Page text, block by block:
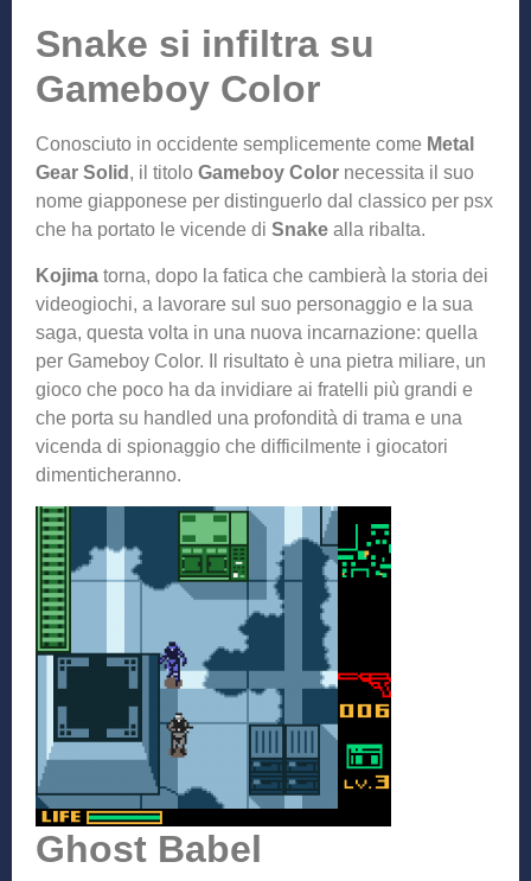
Snake si infiltra su
Gameboy Color
Conosciuto in occidente semplicemente come Metal
Gear Solid , il titolo Gameboy Color necessita il suo
nome giapponese per distinguerlo dal classico per psx
che ha portato le vicende di Snake alla ribalta.
Kojima torna, dopo la fatica che cambierà la storia dei
videogiochi, a lavorare sul suo personaggio e la sua
saga, questa volta in una nuova incarnazione: quella
per Gameboy Color. Il risultato è una pietra miliare, un
gioco che poco ha da invidiare ai fratelli più grandi e
che porta su handled una profondità di trama e una
vicenda di spionaggio che difficilmente i giocatori
dimenticheranno.
Ghost Babel